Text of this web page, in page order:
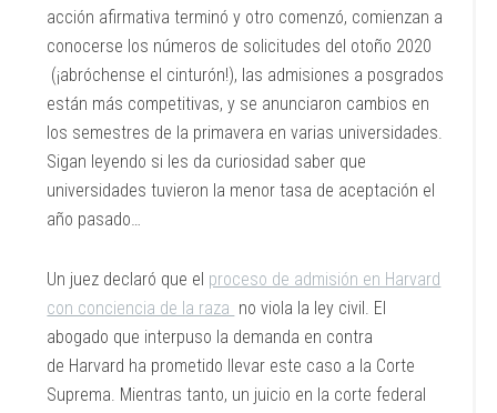
acción afirmativa terminó y otro comenzó, comienzan a
conocerse los números de solicitudes del otoño 2020
(¡abróchense el cinturón!), las admisiones a posgrados
están más competitivas, y se anunciaron cambios en
los semestres de la primavera en varias universidades.
Sigan leyendo si les da curiosidad saber que
universidades tuvieron la menor tasa de aceptación el
año pasado…
Un juez declaró que el proceso de admisión en Harvard
con conciencia de la raza no viola la ley civil. El
abogado que interpuso la demanda en contra
de Harvard ha prometido llevar este caso a la Corte
Suprema. Mientras tanto, un juicio en la corte federal